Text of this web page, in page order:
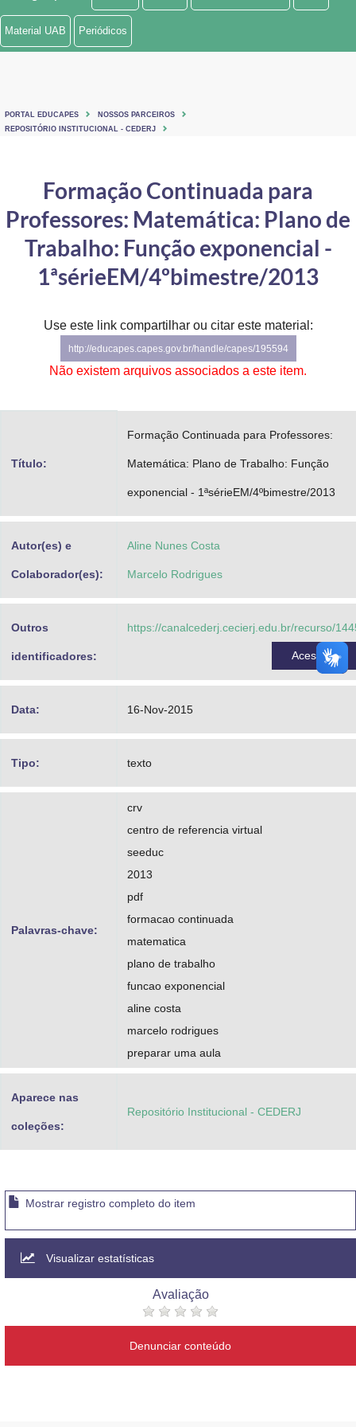
Ministério de Minas e Energia
Ministério do Turismo
Controladoria-Geral da União
Secretaria-Geral
Gabinete de Segurança Institucional
Advocacia-Geral da União
Material UAB Periódicos
PORTAL EDUCAPES
NOSSOS PARCEIROS
REPOSITÓRIO INSTITUCIONAL - CEDERJ
Formação Continuada para
Professores: Matemática: Plano de
Trabalho: Função exponencial -
1ªsérieEM/4ºbimestre/2013
Use este link compartilhar ou citar este material:
http://educapes.capes.gov.br/handle/capes/195594
Não existem arquivos associados a este item.
Título:
Formação Continuada para Professores:
Matemática: Plano de Trabalho: Função
exponencial - 1ªsérieEM/4ºbimestre/2013
Autor(es) e
Colaborador(es):
Aline Nunes Costa
Marcelo Rodrigues
Outros
identificadores:
https://canalcederj.cecierj.edu.br/recurso/
Acessar
Data: 16-Nov-2015
Tipo: texto
Palavras-chave:
crv
centro de referencia virtual
seeduc
2013
pdf
formacao continuada
matematica
plano de trabalho
funcao exponencial
aline costa
marcelo rodrigues
preparar uma aula
Aparece nas
coleções:
Repositório Institucional - CEDERJ
Mostrar registro completo do item
Visualizar estatísticas
Avaliação
Denunciar conteúdo